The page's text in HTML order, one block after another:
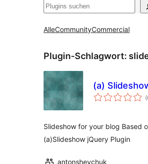
Suchen
AlleCommunityCommercial
Plugin-Schlagwort:
(a)
Slideshow for your blog Based
(a)Slideshow jQuery Plugin
antonshevchuk